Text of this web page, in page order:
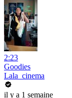
2:23
Goodies
Lala_cinema
il y a 1 semaine